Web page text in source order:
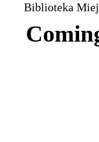
Biblioteka